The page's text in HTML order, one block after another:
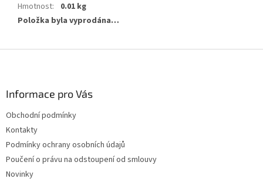
Hmotnost:
0.01 kg
Položka byla vyprodána…
Informace pro Vás
Obchodní podmínky
Kontakty
Podmínky ochrany osobních údajů
Poučení o právu na odstoupení od smlouvy
Novinky